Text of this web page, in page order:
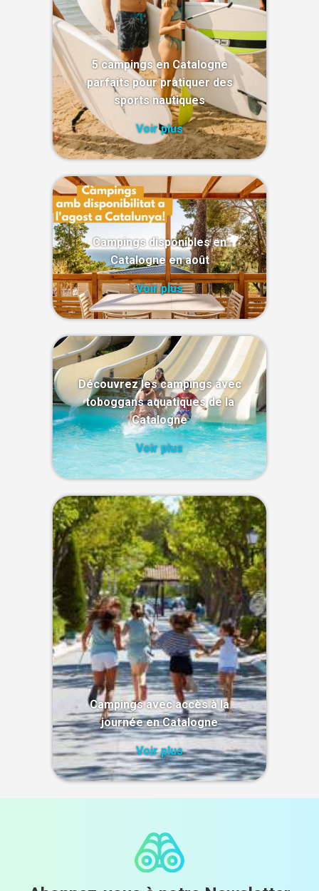
5 campings en Catalogne
parfaits pour pratiquer des
sports nautiques
Voir plus
Campings disponibles en
Catalogne en août
Voir plus
Découvrez les campings avec
toboggans aquatiques de la
Catalogne
Voir plus
Campings avec accès à la
journée en Catalogne
Voir plus